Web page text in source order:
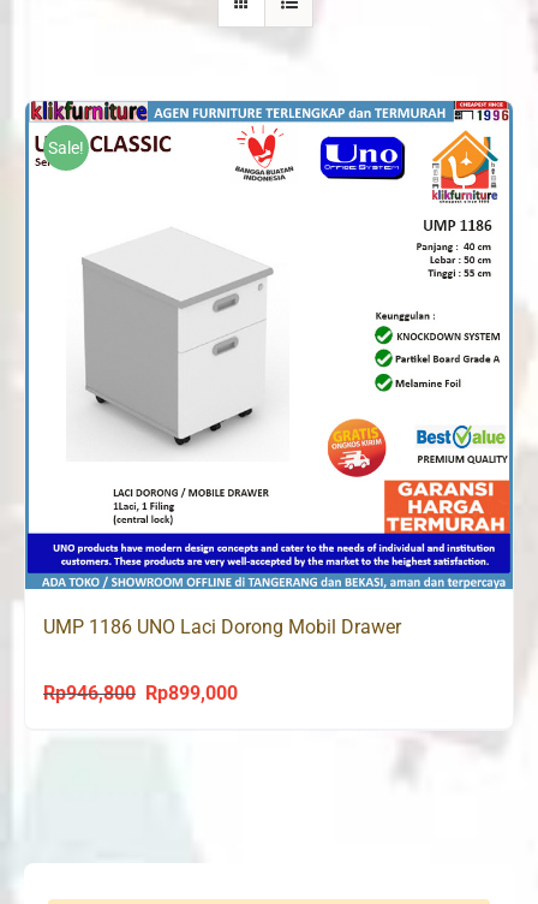
Sale!
UMP 1186 UNO Laci Dorong Mobil Drawer
Rp946,800
Original
Rp899,000Current